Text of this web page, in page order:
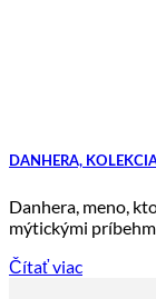
DANHERA,
Danhera, meno,
mýtickými
Čítať viac